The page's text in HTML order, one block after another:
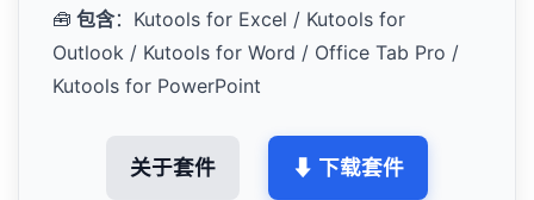
🧰 包含：Kutools for Excel / Kutools for
Outlook / Kutools for Word / Office Tab Pro /
Kutools for PowerPoint
关于套件 ⬇ 下载套件